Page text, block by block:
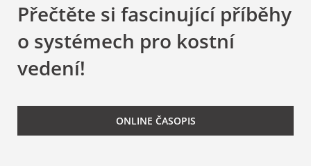
Přečtěte si fascinující příběhy
o systémech pro kostní
vedení!
ONLINE ČASOPIS